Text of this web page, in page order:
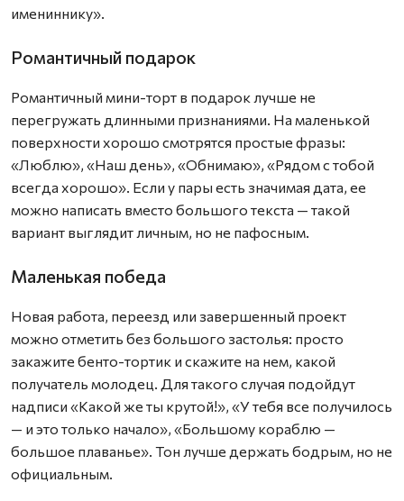
имениннику».
Романтичный подарок
Романтичный мини-торт в подарок лучше не
перегружать длинными признаниями. На маленькой
поверхности хорошо смотрятся простые фразы:
«Люблю», «Наш день», «Обнимаю», «Рядом с тобой
всегда хорошо». Если у пары есть значимая дата, ее
можно написать вместо большого текста — такой
вариант выглядит личным, но не пафосным.
Маленькая победа
Новая работа, переезд или завершенный проект
можно отметить без большого застолья: просто
закажите бенто-тортик и скажите на нем, какой
получатель молодец. Для такого случая подойдут
надписи «Какой же ты крутой!», «У тебя все получилось
— и это только начало», «Большому кораблю —
большое плаванье». Тон лучше держать бодрым, но не
официальным.